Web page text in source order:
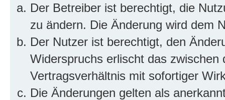
Der Betreiber ist berechtigt, die
zu ändern. Die Änderung wird dem
Der Nutzer ist berechtigt, den
Widerspruchs erlischt das
Vertragsverhältnis mit sofortiger
Die Änderungen gelten als